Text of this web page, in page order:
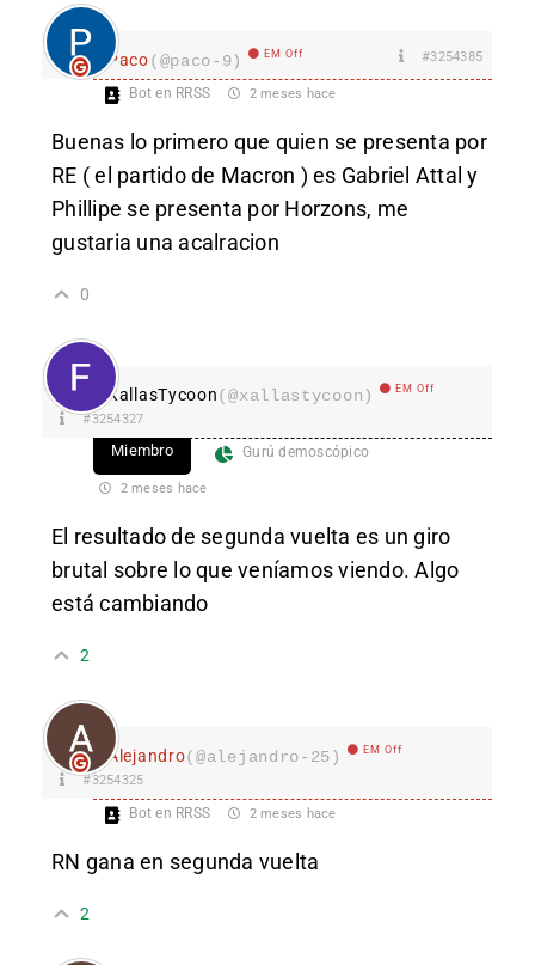
Paco(@paco-9) EM Off #3254385
Bot en RRSS 2 meses hace
Buenas lo primero que quien se presenta por
RE ( el partido de Macron ) es Gabriel Attal y
Phillipe se presenta por Horzons, me
gustaria una acalracion
0
XallasTycoon(@xallastycoon) EM Off
#3254327
Miembro Gurú demoscópico
2 meses hace
El resultado de segunda vuelta es un giro
brutal sobre lo que veníamos viendo. Algo
está cambiando
2
Alejandro(@alejandro-25) EM Off
#3254325
Bot en RRSS 2 meses hace
RN gana en segunda vuelta
2